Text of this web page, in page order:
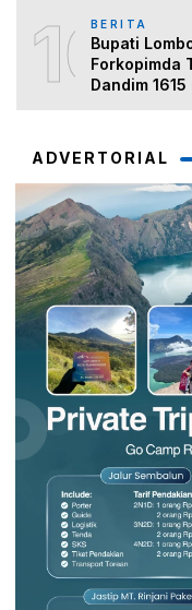
10BERITA
Bupati
Forkopimda
Dandim
ADVERTORIAL